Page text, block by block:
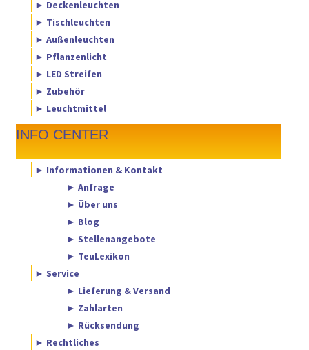
► Deckenleuchten
► Tischleuchten
► Außenleuchten
► Pflanzenlicht
► LED Streifen
► Zubehör
► Leuchtmittel
INFO CENTER
► Informationen & Kontakt
► Anfrage
► Über uns
► Blog
► Stellenangebote
► TeuLexikon
► Service
► Lieferung & Versand
► Zahlarten
► Rücksendung
► Rechtliches